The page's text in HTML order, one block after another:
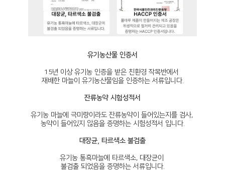
유기농산물 인증서
15년 이상 유기농 인증을 받은 친환경 작목반에서
재배한 마늘이 유기농산물임을 인증하는 서류입니다.
잔류농약 시험성적서
유기농 마늘에 극미량이라도 잔류농약이 들어있는지를 검사,
농약이 들어있지 않음을 증명하는 시험성적서 입니다.
대장균, 타르색소 불검출
유기농 통흑마늘에 타르색소, 대장균이
불검출 되었음을 증명하는 서류입니다.